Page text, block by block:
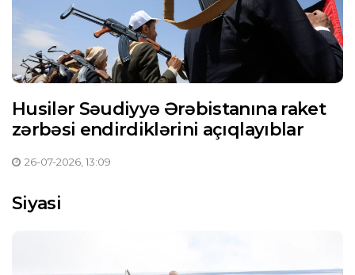
Husilər Səudiyyə Ərəbistanına raket
zərbəsi endirdiklərini açıqlayıblar
26-07-2026, 13:09
Siyasi